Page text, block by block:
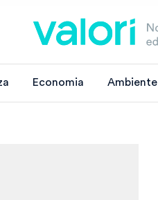
Economia Ambiente